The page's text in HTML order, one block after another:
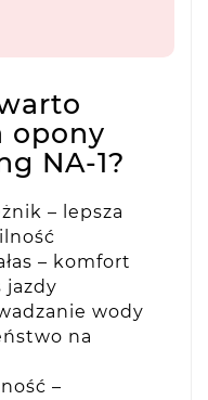
opony
NA-1?
– lepsza
– komfort
jazdy
wody
na
–